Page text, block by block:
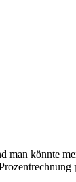
könnte